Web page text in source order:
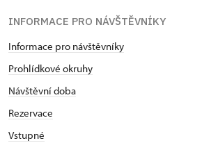
INFORMACE PRO NÁVŠTĚVNÍKY
Informace pro návštěvníky
Prohlídkové okruhy
Návštěvní doba
Rezervace
Vstupné